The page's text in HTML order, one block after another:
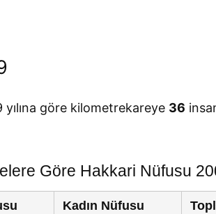
göre kilometrekareye 36
Göre Hakkari Nüfusu
Kadın Nüfusu